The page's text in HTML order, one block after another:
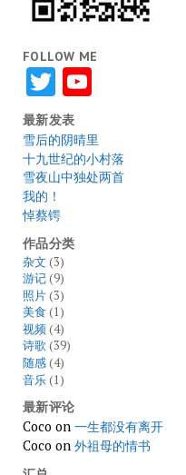
FOLLOW ME
TwitterYouTube
最新发表
雪后的阴晴里
十九世纪的小村落
雪夜山中独处两首
我的！
悼蔡锷
作品分类
杂文 (3)
游记(9)
照片(3)
美食 (1)
视频(4)
诗歌(39)
随感(4)
音乐(1)
最新评论
Coco on 一生都没有离开
Coco on 外祖母的情书